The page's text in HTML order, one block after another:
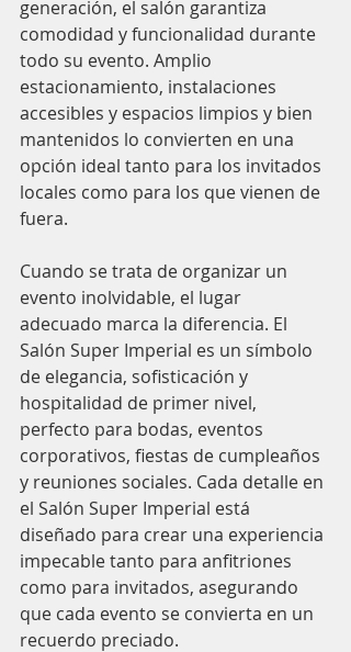
generación, el salón garantiza
comodidad y funcionalidad durante
todo su evento. Amplio
estacionamiento, instalaciones
accesibles y espacios limpios y bien
mantenidos lo convierten en una
opción ideal tanto para los invitados
locales como para los que vienen de
fuera.
Cuando se trata de organizar un
evento inolvidable, el lugar
adecuado marca la diferencia. El
Salón Super Imperial es un símbolo
de elegancia, sofisticación y
hospitalidad de primer nivel,
perfecto para bodas, eventos
corporativos, fiestas de cumpleaños
y reuniones sociales. Cada detalle en
el Salón Super Imperial está
diseñado para crear una experiencia
impecable tanto para anfitriones
como para invitados, asegurando
que cada evento se convierta en un
recuerdo preciado.